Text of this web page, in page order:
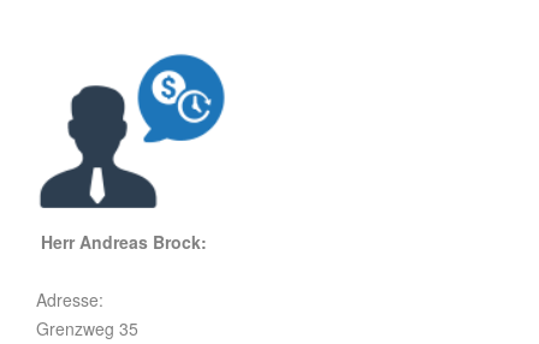
Herr Andreas Brock:
Adresse:
Grenzweg 35